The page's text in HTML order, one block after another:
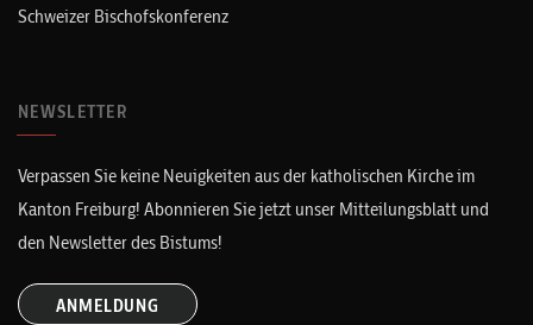
Schweizer Bischofskonferenz
NEWSLETTER
Verpassen Sie keine Neuigkeiten aus der katholischen Kirche im
Kanton Freiburg! Abonnieren Sie jetzt unser Mitteilungsblatt und
den Newsletter des Bistums!
ANMELDUNG